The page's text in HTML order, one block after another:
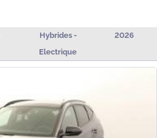
Hybrides -
Electrique
2026